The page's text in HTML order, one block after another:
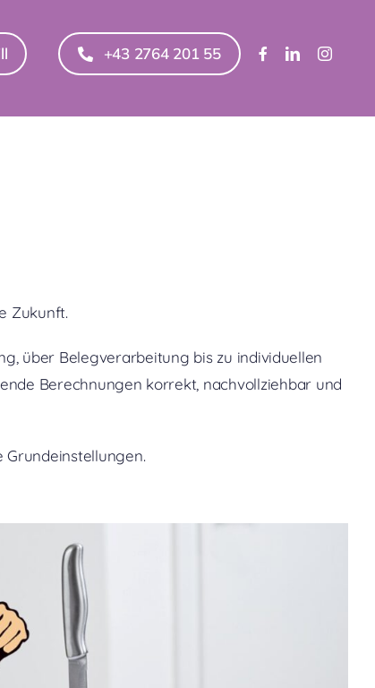
+43 2764 201 55
Zukunft.
über Belegverarbeitung bis zu individuellen
Berechnungen korrekt, nachvollziehbar und